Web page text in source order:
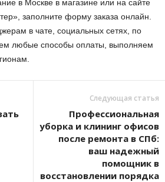
в Москве в магазине или на сайте
заполните форму заказа онлайн.
в чате, социальных сетях, по
любые способы оплаты, выполняем
Следующая статья
Профессиональная
уборка и клининг офисов
после ремонта в СПб:
ваш надежный
помощник в
восстановлении порядка